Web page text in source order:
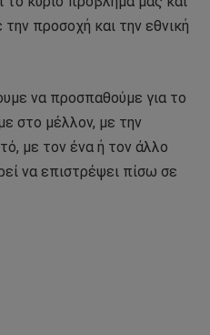
προσοχή και την εθνική
να προσπαθούμε για το
στο μέλλον, με την
με τον ένα ή τον άλλο
να επιστρέψει πίσω σε